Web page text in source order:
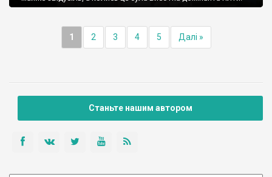
1 2 3 4 5 Далі »
Станьте нашим автором